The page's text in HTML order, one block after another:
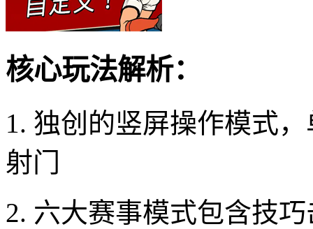
核心玩法解析：
1. 独创的竖屏操作模式
射门
2. 六大赛事模式包含技